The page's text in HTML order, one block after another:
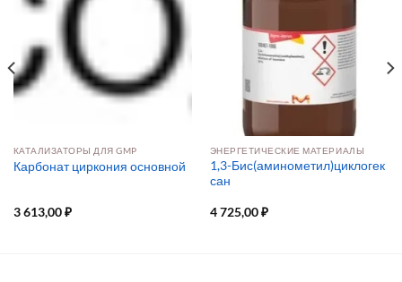
КАТАЛИЗАТОРЫ ДЛЯ GMP
Карбонат циркония основной
3 613,00₽
ЭНЕРГЕТИЧЕСКИЕ МАТЕРИАЛЫ
1,3-Бис(аминометил)циклогек
сан
4 725,00₽